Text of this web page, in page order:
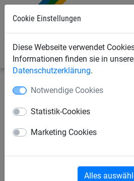
Cookie Einstellungen
Diese Webseite verwendet
Informationen finden sie in
Datenschutzerklärung.
Notwendige Cookies
Statistik-Cookies
Marketing Cookies
Alles
Bauschutznetze
Seitenschutznetz
5 mm stark,
mm